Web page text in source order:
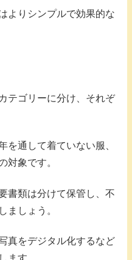
よりシンプルで効果的な
テゴリーに分け、それぞ
を通して着ていない服、
対象です。
書類は分けて保管し、不
ましょう。
真をデジタル化するなど
ます。